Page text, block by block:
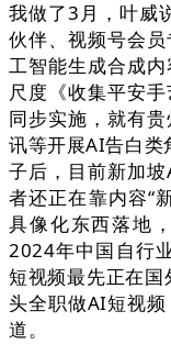
我做了3月，叶威
伙伴、视频号会
工智能生成合成
尺度《收集平安
同步实施，就有
讯等开展AI告白类
子后，目前新加
者还正在靠内容“
具像化东西落地
2024年中国自行
短视频最先正在国
头全职做AI短视
道。